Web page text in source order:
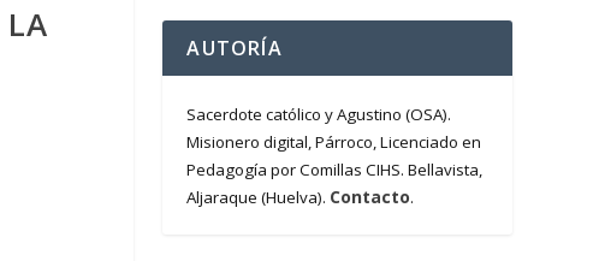
LA
AUTORÍA
Sacerdote católico y Agustino (OSA).
Misionero digital, Párroco, Licenciado en
Pedagogía por Comillas CIHS. Bellavista,
Aljaraque (Huelva). Contacto.